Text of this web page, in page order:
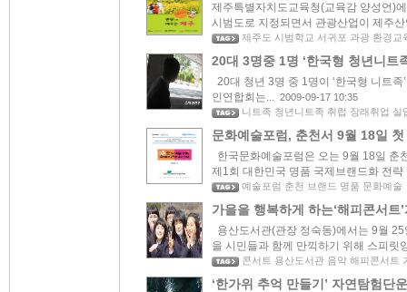
제주특별자치도교육청(교육감 양성언)
시범도로 지정되면서 관광산업이 제주
제주도 시범학교 서귀포 과광 환경교
20대 3명중 1명 ‘한국형 청년니트
20대 청년 3명 중 1명이 ‘한국형 니트
인연합회는... 2009-09-17 10:35
니트족 청년니트족 취럽 장래취업 실
문화예술포럼, 춘천서 9월 18일
한국문화예술포럼은 오는 9월 18일 춘
제1회 대한민국 명품 국제브랜드화 전략
예술포럼 춘천 브랜드 명품 문화예술
가을을 행복하게 하는‘해피콘서트
용산도서관(관장 정숙동)에서는 9월
을 시민들과 함께 만끽하기 위해 스피릿
콘서트 용산도서관 음악 해피콘서트
‘한가위 추억 만들기’ 자연탐험단